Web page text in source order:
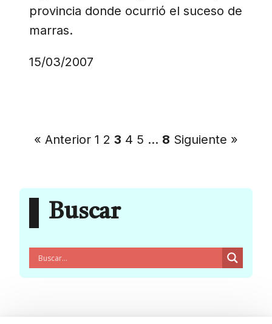
provincia donde ocurrió el suceso de
marras.
15/03/2007
« Anterior 1 2 3 4 5 … 8 Siguiente »
Buscar